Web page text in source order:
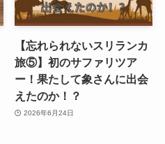
【忘れられないスリランカ
旅⑤】初のサファリツア
ー！果たして象さんに出会
えたのか！？
2026年6月24日